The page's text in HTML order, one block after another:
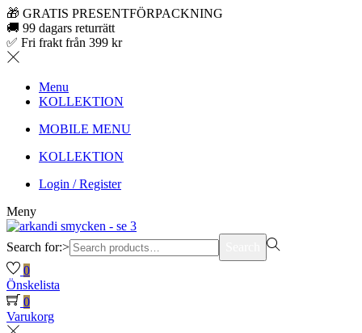
🎁 GRATIS PRESENTFÖRPACKNING
🚚 99 dagars returrätt
✅ Fri frakt från 399 kr
Menu
KOLLEKTION
MOBILE MENU
KOLLEKTION
Login / Register
Meny
Search for:>
0
Önskelista
0
Varukorg